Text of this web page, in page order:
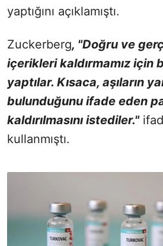
yaptığını açıklamıştı.
Zuckerberg, "Doğru ve
içerikleri kaldırmamız için
yaptılar. Kısaca, aşıların
bulunduğunu ifade eden
kaldırılmasını istediler."
kullanmıştı.